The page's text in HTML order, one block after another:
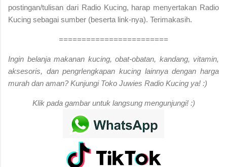
postingan/tulisan dari Radio Kucing, harap menyertakan Radio
Kucing sebagai sumber (beserta link-nya). Terimakasih.
========================
Ingin belanja makanan kucing, obat-obatan, kandang, vitamin,
aksesoris, dan pengrlengkapan kucing lainnya dengan harga
murah dan aman? Kunjungi Toko Juwies Radio Kucing ya! :)
Klik pada gambar untuk langsung mengunjungi! :)